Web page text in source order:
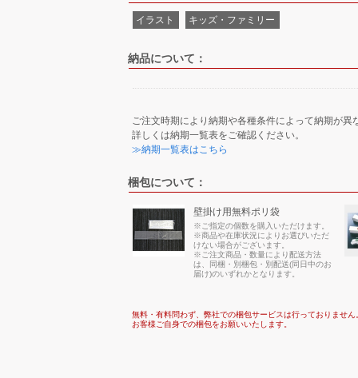
イラスト キッズ・ファミリー
納品について：
ご注文時期により納期や各種条件によって納期が異
詳しくは納期一覧表をご確認ください。
≫納期一覧表はこちら
梱包について：
壁掛け用無料ポリ袋
※ご指定の個数を購入いただけます。
※商品や在庫状況によりお選びいただ
けない場合がございます。
※ご注文商品・数量により配送方法
は、同梱・別梱包・別配送(同日中のお
届け)のいずれかとなります。
無料・有料問わず、弊社での梱包サービスは行っておりません
お客様ご自身での梱包をお願いいたします。